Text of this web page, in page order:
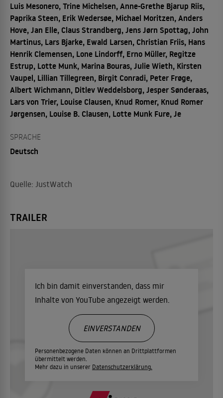
Luis Mesonero, Trine Michelsen, Anne-Grethe Bjarup Riis,
Paprika Steen, Erik Wedersøe, Michael Moritzen, Anders
Hove, Jan Elle, Claus Strandberg, Jens Jørn Spottag, John
Martinus, Lars Bjarke, Ewald Larsen, Christian Friis, Hans
Henrik Clemensen, Lone Lindorff, Erno Müller, Regitze
Estrup, Lotte Munk, Marina Bouras, Julie Wieth, Kirsten
Vaupel, Lillian Tillegreen, Birgit Conradi, Peter Frøge,
Albert Wichmann, Ditlev Weddelsborg, Jesper Sønderaas,
Lars von Trier, Louise Clausen, Knud Romer, Knud Romer
Jørgensen, Louise B. Clausen, Lotte Munk Fure, Je
SPRACHE
Deutsch
Quelle: JustWatch
TRAILER
Ich bin damit einverstanden, dass mir
Inhalte von YouTube angezeigt werden.
Personenbezogene Daten können an Drittplattformen
übermittelt werden.
Mehr dazu in unserer Datenschutzerklärung.
EINVERSTANDEN